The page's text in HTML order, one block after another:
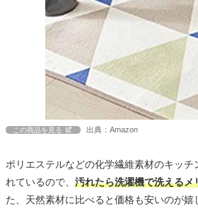
この商品を見る 出典：Amazon
ポリエステルなどの化学繊維素材のキッ
れているので、 汚れたら洗濯機で洗えるメ
た、天然素材に比べると価格も安いのが嬉